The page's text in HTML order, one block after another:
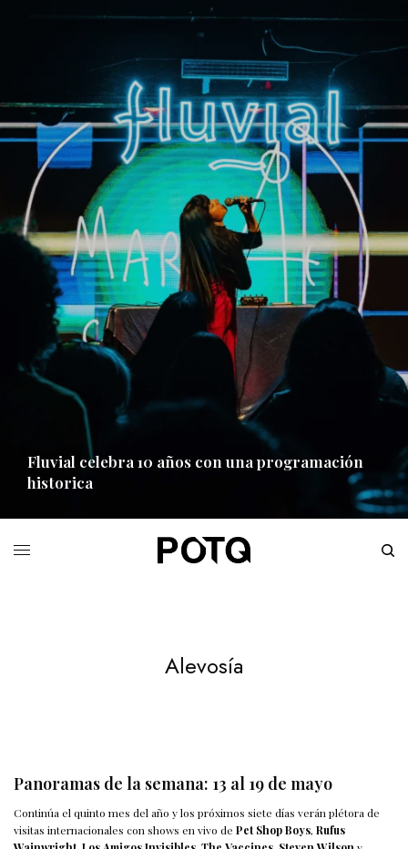
Fluvial celebra 10 años con una programación
historica
Alevosía
Panoramas de la semana: 13 al 19 de mayo
Continúa el quinto mes del año y los próximos siete días verán plétora de
visitas internacionales con shows en vivo dePet Shop Boys,Rufus